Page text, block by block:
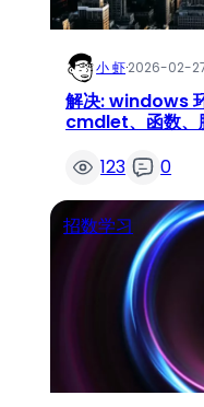
小 虾·2026-02-
解决: windows
cmdlet、函数、
123
0
招数学习